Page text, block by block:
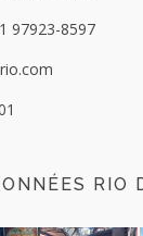
97923-8597
RIO